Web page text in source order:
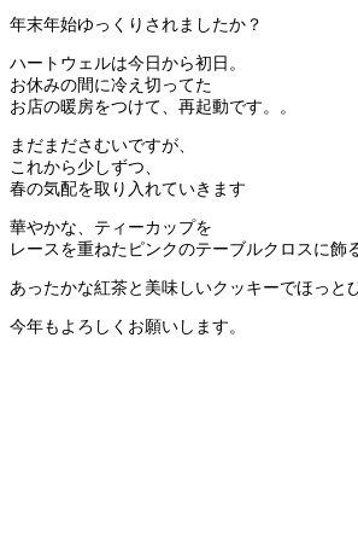
年末年始ゆっくりされましたか？
ハートウェルは今日から初日。
お休みの間に冷え切ってた
お店の暖房をつけて、再起動です。。
まだまださむいですが、
これから少しずつ、
春の気配を取り入れていきます
華やかな、ティーカップを
レースを重ねたピンクのテーブルクロスに
あったかな紅茶と美味しいクッキーでほっと
今年もよろしくお願いします。